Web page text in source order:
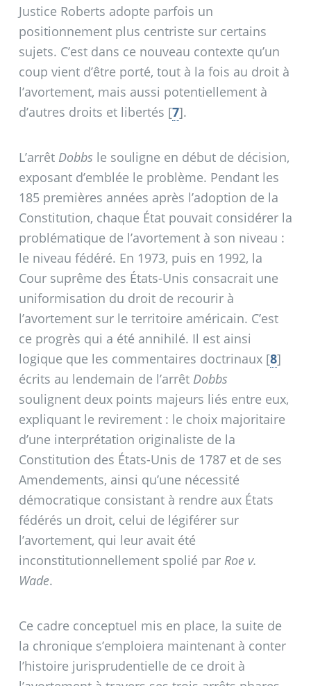
Justice Roberts adopte parfois un
positionnement plus centriste sur certains
sujets. C’est dans ce nouveau contexte qu’un
coup vient d’être porté, tout à la fois au droit à
l’avortement, mais aussi potentiellement à
d’autres droits et libertés [7].
L’arrêt Dobbs le souligne en début de décision,
exposant d’emblée le problème. Pendant les
185 premières années après l’adoption de la
Constitution, chaque État pouvait considérer la
problématique de l’avortement à son niveau :
le niveau fédéré. En 1973, puis en 1992, la
Cour suprême des États-Unis consacrait une
uniformisation du droit de recourir à
l’avortement sur le territoire américain. C’est
ce progrès qui a été annihilé. Il est ainsi
logique que les commentaires doctrinaux[8]
écrits au lendemain de l’arrêt Dobbs
soulignent deux points majeurs liés entre eux,
expliquant le revirement : le choix majoritaire
d’une interprétation originaliste de la
Constitution des États-Unis de 1787 et de ses
Amendements, ainsi qu’une nécessité
démocratique consistant à rendre aux États
fédérés un droit, celui de légiférer sur
l’avortement, qui leur avait été
inconstitutionnellement spolié par Roe v.
Wade.
Ce cadre conceptuel mis en place, la suite de
la chronique s’emploiera maintenant à conter
l’histoire jurisprudentielle de ce droit à